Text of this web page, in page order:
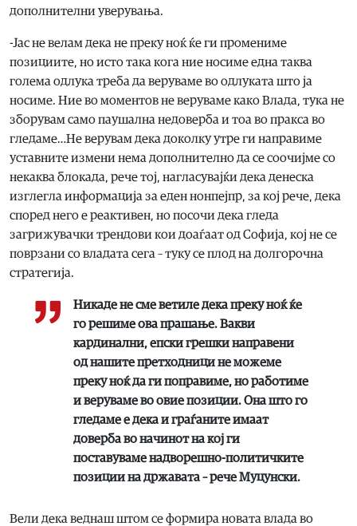
дополнителни уверувања.
-Јас не велам дека не преку ноќ ќе ги промениме
позициите, но исто така кога ние носиме една таква
голема одлука треба да веруваме во одлуката што ја
носиме. Ние во моментов не веруваме како Влада, тука не
зборувам само паушална недоверба и тоа во пракса во
гледаме…Не верувам дека доколку утре ги направиме
уставните измени нема дополнително да се соочијме со
некаква блокада, рече тој, нагласувајќи дека денеска
изглегла информација за еден нонпејпр, за кој рече, дека
според него е реактивен, но посочи дека гледа
загрижувачки трендови кои доаѓаат од Софија, кој не се
поврзани со владата сега – туку се плод на долгорочна
стратегија.
Никаде не сме ветиле дека преку ноќ ќе
го решиме ова прашање. Вакви
кардинални, епски грешки направени
од нашите претходници не можеме
преку ноќ да ги поправиме, но работиме
и веруваме во овие позиции. Она што го
гледаме е дека и граѓаните имаат
доверба во начинот на кој ги
поставуваме надворешно-политичките
позиции на државата – рече Муцунски.
Вели дека веднаш штом се формира новата влада во